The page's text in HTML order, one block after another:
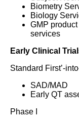
Biometry
Biology
GMP
services
Early Clinical
Standard First’-
SAD/MAD
Early QT
Phase I